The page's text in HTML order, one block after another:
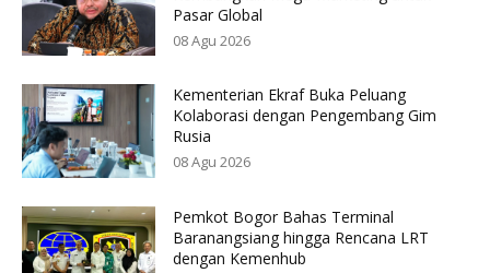
Pasar Global
08 Agu 2026
Kementerian Ekraf Buka Peluang
Kolaborasi dengan Pengembang Gim
Rusia
08 Agu 2026
Pemkot Bogor Bahas Terminal
Baranangsiang hingga Rencana LRT
dengan Kemenhub